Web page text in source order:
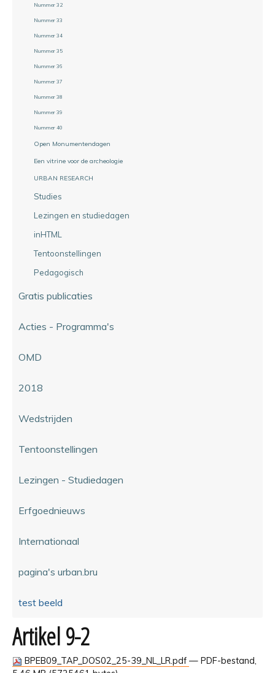
Nummer 32
Nummer 33
Nummer 34
Nummer 35
Nummer 36
Nummer 37
Nummer 38
Nummer 39
Nummer 40
Open Monumentendagen
Een vitrine voor de archeologie
URBAN RESEARCH
Studies
Lezingen en studiedagen
inHTML
Tentoonstellingen
Pedagogisch
Gratis publicaties
Acties - Programma's
OMD
2018
Wedstrijden
Tentoonstellingen
Lezingen - Studiedagen
Erfgoednieuws
Internationaal
pagina's urban.bru
test beeld
Artikel 9-2
BPEB09_TAP_DOS02_25-39_NL_LR.pdf — PDF-bestand,